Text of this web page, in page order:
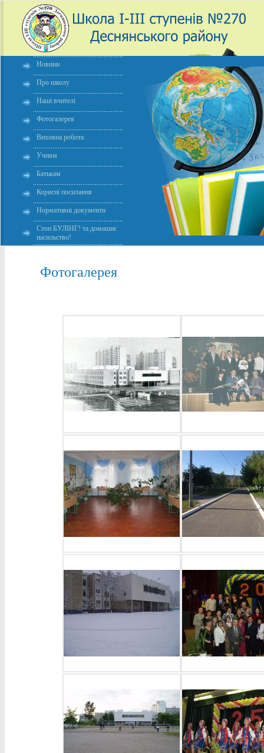
Новини
Про школу
Наші вчителі
Фотогалерея
Виховна робота
Учням
Батькам
Корисні посилання
Нормативні документи
Стоп БУЛІНГ! та домашнє
насильство!
Фотогалерея